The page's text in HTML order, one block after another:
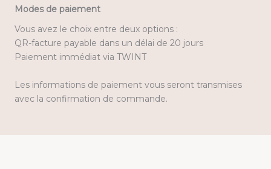
Modes de paiement
Vous avez le choix entre deux options :
QR-facture payable dans un délai de 20 jours
Paiement immédiat via TWINT
Les informations de paiement vous seront transmises
avec la confirmation de commande.